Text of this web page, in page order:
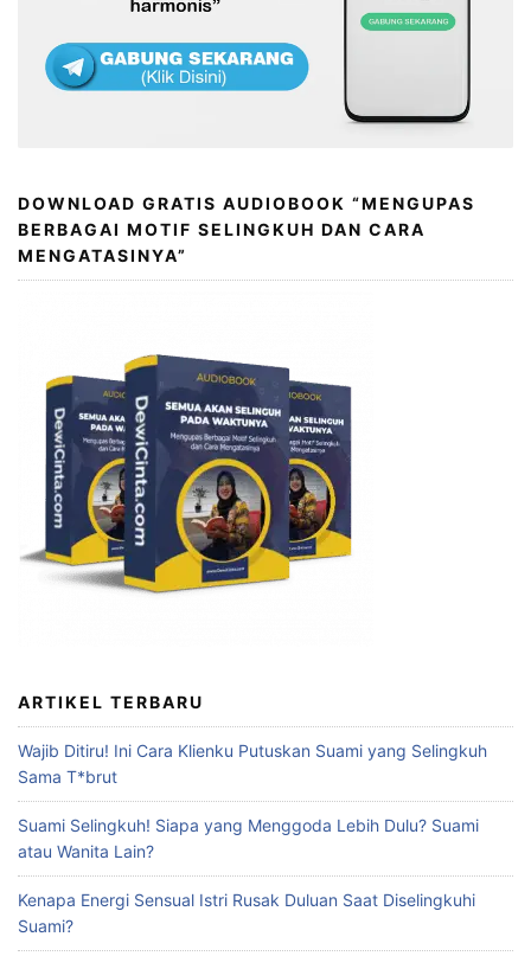
DOWNLOAD GRATIS AUDIOBOOK “MENGUPAS
BERBAGAI MOTIF SELINGKUH DAN CARA
MENGATASINYA”
ARTIKEL TERBARU
Wajib Ditiru! Ini Cara Klienku Putuskan Suami yang Selingkuh
Sama T*brut
Suami Selingkuh! Siapa yang Menggoda Lebih Dulu? Suami
atau Wanita Lain?
Kenapa Energi Sensual Istri Rusak Duluan Saat Diselingkuhi
Suami?